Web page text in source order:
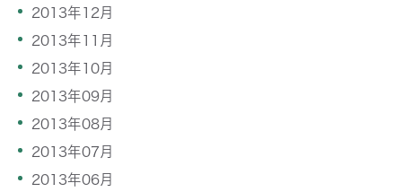
2013年12月
2013年11月
2013年10月
2013年09月
2013年08月
2013年07月
2013年06月